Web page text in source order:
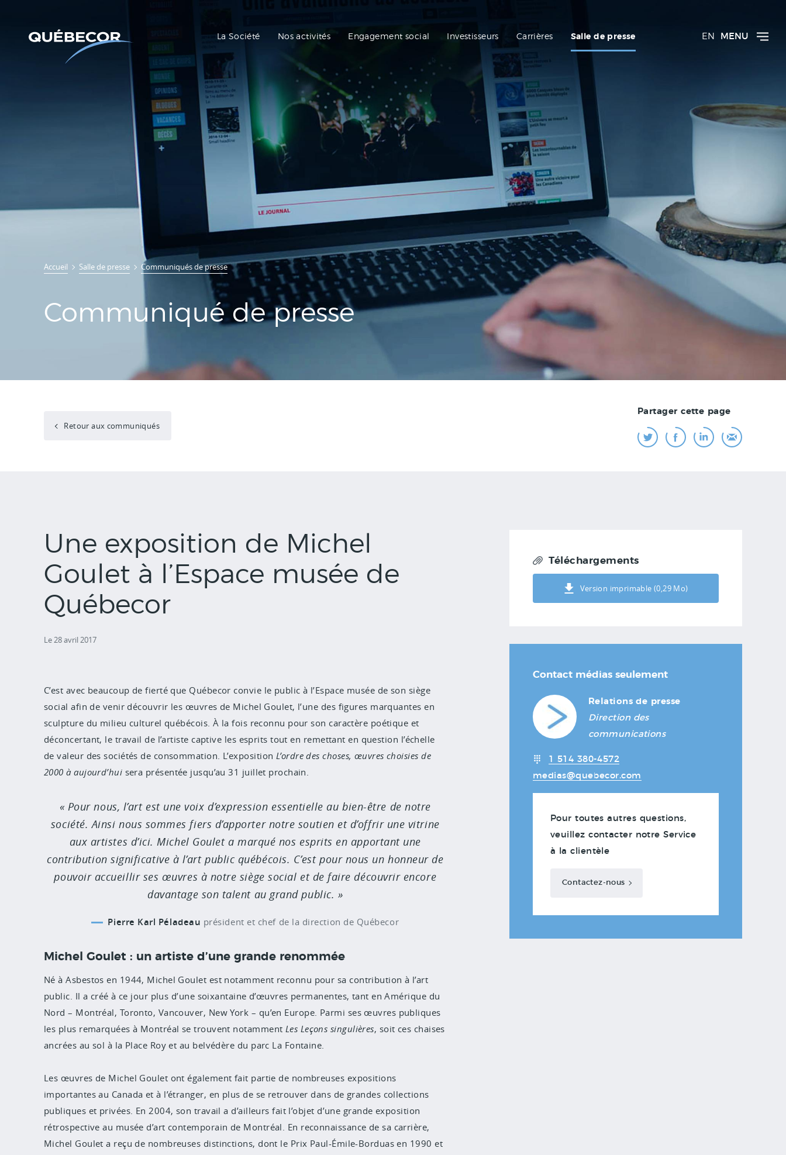
La Société Nos activités Engagement social Investisseurs Carrières Salle de presse EN MENU
Accueil Salle de presse Communiqués de presse
Communiqué de presse
Retour aux communiqués
Partager cette page
Une exposition de Michel
Goulet à l’Espace musée de
Québecor
Le 28 avril 2017
C’est avec beaucoup de fierté que Québecor convie le public à l’Espace musée de son siège
social afin de venir découvrir les œuvres de Michel Goulet, l’une des figures marquantes en
sculpture du milieu culturel québécois. À la fois reconnu pour son caractère poétique et
déconcertant, le travail de l’artiste captive les esprits tout en remettant en question l’échelle
de valeur des sociétés de consommation. L’exposition L’ordre des choses, œuvres choisies de
2000 à aujourd’hui sera présentée jusqu’au 31 juillet prochain.
Pour nous, l’art est une voix d’expression essentielle au bien-être de notre
société. Ainsi nous sommes fiers d’apporter notre soutien et d’offrir une vitrine
aux artistes d’ici. Michel Goulet a marqué nos esprits en apportant une
contribution significative à l’art public québécois. C’est pour nous un honneur de
pouvoir accueillir ses œuvres à notre siège social et de faire découvrir encore
davantage son talent au grand public.
Pierre Karl Péladeau président et chef de la direction de Québecor
Michel Goulet : un artiste d’une grande renommée
Né à Asbestos en 1944, Michel Goulet est notamment reconnu pour sa contribution à l’art
public. Il a créé à ce jour plus d’une soixantaine d’œuvres permanentes, tant en Amérique du
Nord – Montréal, Toronto, Vancouver, New York – qu’en Europe. Parmi ses œuvres publiques
les plus remarquées à Montréal se trouvent notamment Les Leçons singulières, soit ces chaises
ancrées au sol à la Place Roy et au belvédère du parc La Fontaine.
Les œuvres de Michel Goulet ont également fait partie de nombreuses expositions
importantes au Canada et à l’étranger, en plus de se retrouver dans de grandes collections
publiques et privées. En 2004, son travail a d’ailleurs fait l’objet d’une grande exposition
rétrospective au musée d’art contemporain de Montréal. En reconnaissance de sa carrière,
Michel Goulet a reçu de nombreuses distinctions, dont le Prix Paul-Émile-Borduas en 1990 et
Téléchargements
Version imprimable (0,29 Mo)
Contact médias seulement
Relations de presse
Direction des
communications
1 514 380-4572
medias@quebecor.com
Pour toutes autres questions,
veuillez contacter notre Service
à la clientèle
Contactez-nous